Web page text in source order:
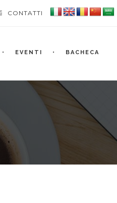
CONTATTI
EVENTI BACHECA